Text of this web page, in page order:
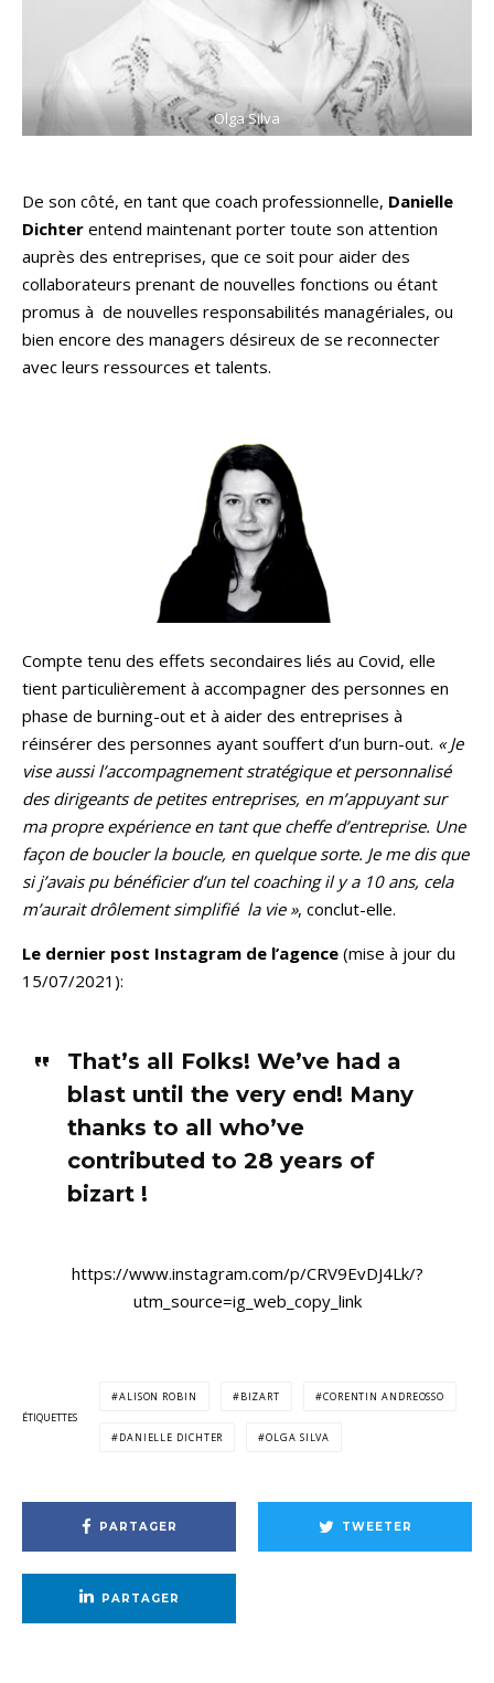
Olga Silva
De son côté, en tant que coach professionnelle, Danielle
Dichter entend maintenant porter toute son attention
auprès des entreprises, que ce soit pour aider des
collaborateurs prenant de nouvelles fonctions ou étant
promus à de nouvelles responsabilités managériales, ou
bien encore des managers désireux de se reconnecter
avec leurs ressources et talents.
Compte tenu des effets secondaires liés au Covid, elle
tient particulièrement à accompagner des personnes en
phase de burning-out et à aider des entreprises à
réinsérer des personnes ayant souffert d’un burn-out. « Je
vise aussi l’accompagnement stratégique et personnalisé
des dirigeants de petites entreprises, en m’appuyant sur
ma propre expérience en tant que cheffe d’entreprise. Une
façon de boucler la boucle, en quelque sorte. Je me dis que
si j’avais pu bénéficier d’un tel coaching il y a 10 ans, cela
m’aurait drôlement simplifié la vie », conclut-elle.
Le dernier post Instagram de l’agence (mise à jour du
15/07/2021):
That’s all Folks! We’ve had a
blast until the very end! Many
thanks to all who’ve
contributed to 28 years of
bizart !
https://www.instagram.com/p/CRV9EvDJ4Lk/?
utm_source=ig_web_copy_link
ÉTIQUETTES
ALISON ROBIN BIZART CORENTIN ANDREOSSO
DANIELLE DICHTER OLGA SILVA
PARTAGER TWEETER
PARTAGER